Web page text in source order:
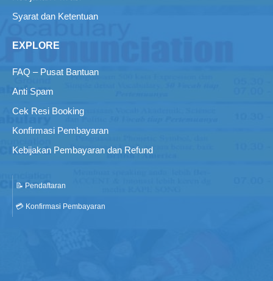
Syarat dan Ketentuan
EXPLORE
FAQ – Pusat Bantuan
Anti Spam
Cek Resi Booking
Konfirmasi Pembayaran
Kebijakan Pembayaran dan Refund
📝 Pendaftaran
💳 Konfirmasi Pembayaran